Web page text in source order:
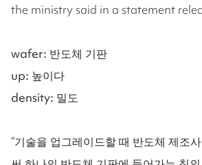
the ministry said in a statement
wafer: 반도체 기판
up: 높이다
density: 밀도
“기술을 업그레이드할 때 반도체 제조